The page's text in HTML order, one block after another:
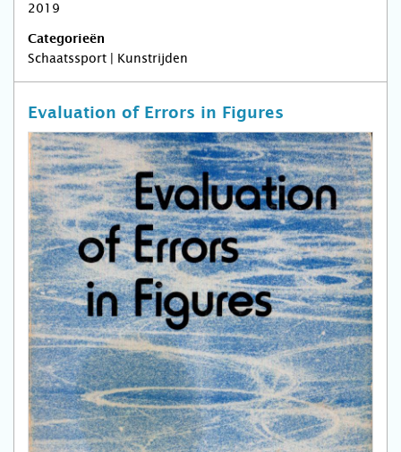
2019
Categorieën
Schaatssport | Kunstrijden
Evaluation of Errors in Figures